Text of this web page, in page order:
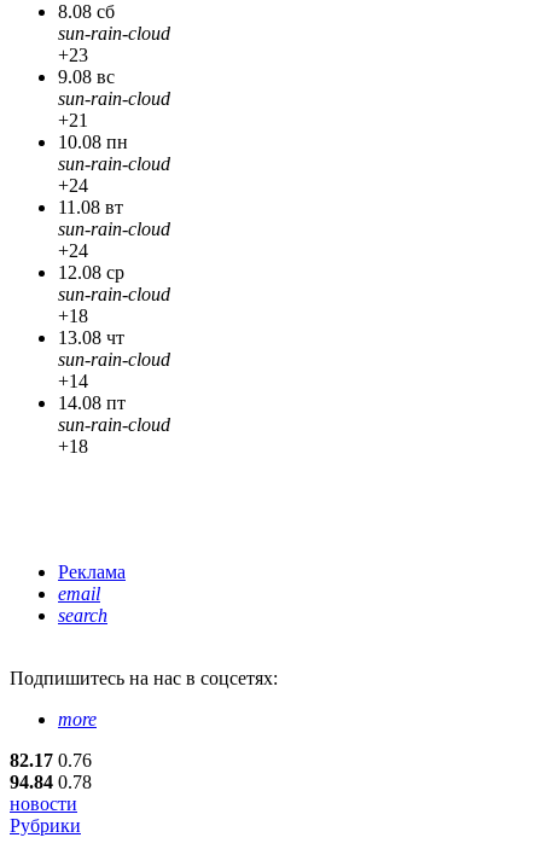
8.08 сб
sun-rain-cloud
+23
9.08 вс
sun-rain-cloud
+21
10.08 пн
sun-rain-cloud
+24
11.08 вт
sun-rain-cloud
+24
12.08 ср
sun-rain-cloud
+18
13.08 чт
sun-rain-cloud
+14
14.08 пт
sun-rain-cloud
+18
Реклама
email
search
Подпишитесь на нас в соцсетях:
more
82.17 0.76
94.84 0.78
новости
Рубрики